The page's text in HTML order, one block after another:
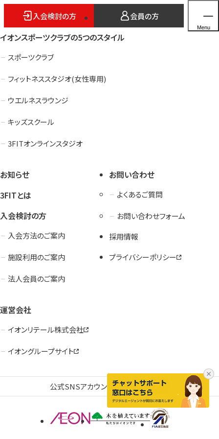
入会検討の方 会員の方
Menu
ホーム
店舗検索
3FITとは
法人会員のご案内
入会検討の方 会員の方
イオンスポーツクラブの5つのスタイル
スポーツクラブ
フィットネススタジオ(女性専用)
ウエルネスラウンジ
キッズスクール
3FITオンラインスタジオ
お知らせ
3FITとは
入会検討の方
入会方法のご案内
施設利用のご案内
法人会員のご案内
お問い合わせ
よくあるご質問
お問い合わせフォーム
採用情報
プライバシーポリシー
運営会社
イオンリテール株式会社
イオングループサイト
公式SNSアカウント